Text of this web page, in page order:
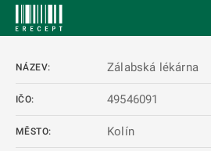
NÁZEV: Zálabská lékárna
IČO: 49546091
MĚSTO: Kolín